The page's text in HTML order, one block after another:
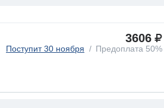
3606
Поступит 30 ноября Предоплата 50%